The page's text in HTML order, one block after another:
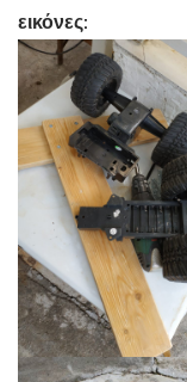
εικόνες: